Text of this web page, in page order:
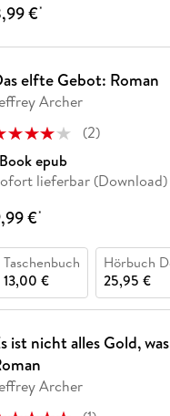
€*
elfte Gebot: Roman
Archer
(2)
epub
lieferbar (Download)
€*
Taschenbuch
13,00 €
Hörbuch
25,95 €
ist nicht alles Gold,
Archer